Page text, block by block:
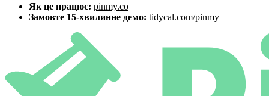
Як це працює: pinmy.co
Замовте 15-хвилинне демо: tidycal.com/pinmy